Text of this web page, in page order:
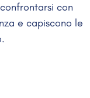
con
e capiscono le